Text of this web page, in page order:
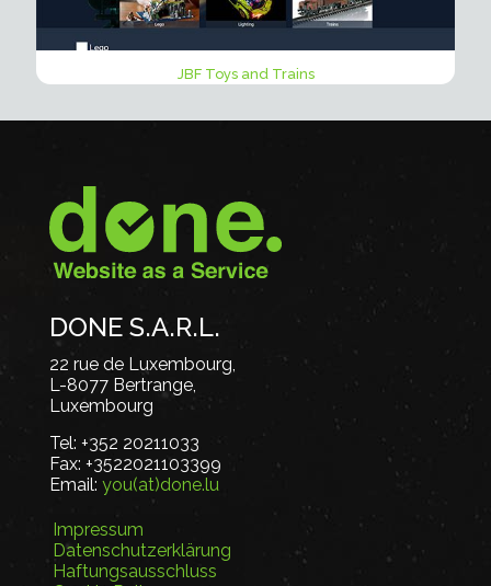
JBF Toys and Trains
DONE S.A.R.L.
22 rue de Luxembourg,
L-8077 Bertrange,
Luxembourg
Tel: +352 20211033
Fax: +3522021103399
Email: you(at)done.lu
Impressum
Datenschutzerklärung
Haftungsausschluss